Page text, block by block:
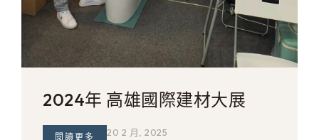
2024年 高雄國際建材大展
閱讀更多 20 2 月, 2025